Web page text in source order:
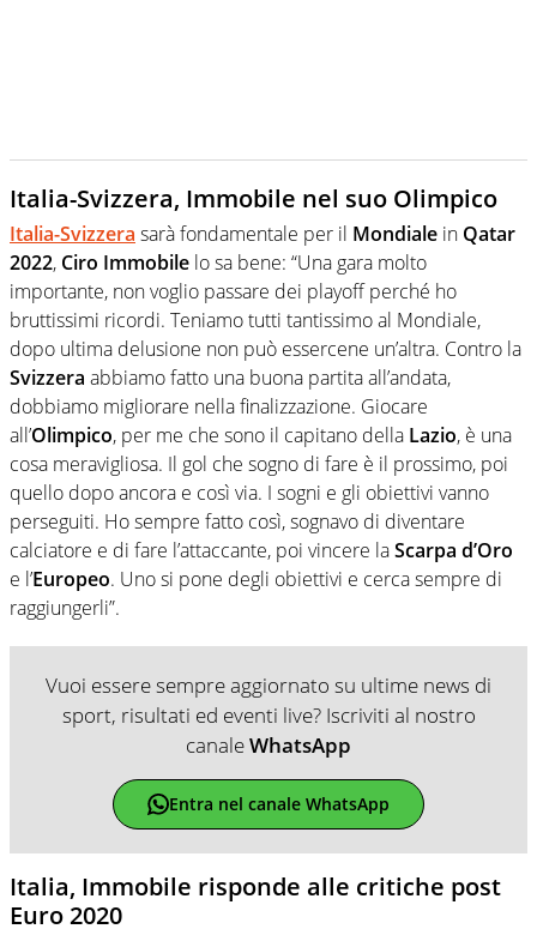
Italia-Svizzera, Immobile nel suo Olimpico
Italia-Svizzera sarà fondamentale per il Mondiale in Qatar
2022, Ciro Immobile lo sa bene: “Una gara molto
importante, non voglio passare dei playoff perché ho
bruttissimi ricordi. Teniamo tutti tantissimo al Mondiale,
dopo ultima delusione non può essercene un’altra. Contro la
Svizzera abbiamo fatto una buona partita all’andata,
dobbiamo migliorare nella finalizzazione. Giocare
all’Olimpico, per me che sono il capitano della Lazio, è una
cosa meravigliosa. Il gol che sogno di fare è il prossimo, poi
quello dopo ancora e così via. I sogni e gli obiettivi vanno
perseguiti. Ho sempre fatto così, sognavo di diventare
calciatore e di fare l’attaccante, poi vincere laScarpa d’Oro
e l’Europeo. Uno si pone degli obiettivi e cerca sempre di
raggiungerli”.
Vuoi essere sempre aggiornato su ultime news di
sport, risultati ed eventi live? Iscriviti al nostro
canaleWhatsApp
Entra nel canale WhatsApp
Italia, Immobile risponde alle critiche post
Euro 2020